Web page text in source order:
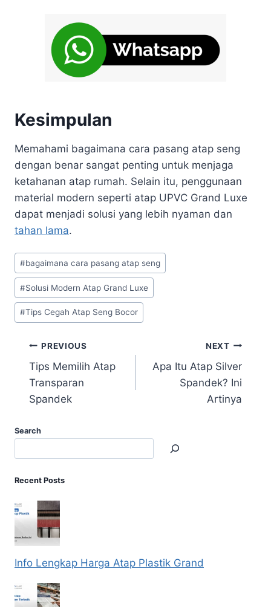
Kesimpulan
Memahami bagaimana cara pasang atap seng
dengan benar sangat penting untuk menjaga
ketahanan atap rumah. Selain itu, penggunaan
material modern seperti atap UPVC Grand Luxe
dapat menjadi solusi yang lebih nyaman dan
tahan lama.
#bagaimana cara pasang atap seng
#Solusi Modern Atap Grand Luxe
#Tips Cegah Atap Seng Bocor
PREVIOUS
Tips Memilih Atap
Transparan
Spandek
NEXT
Apa Itu Atap Silver
Spandek? Ini
Artinya
Search
Recent Posts
Info Lengkap Harga Atap Plastik Grand